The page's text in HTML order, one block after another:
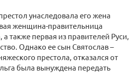
унаследовала его жена
женщина-правительница
а также первая из правителей Руси,
Однако ее сын Святослав –
престола, отказался от
была вынуждена передать